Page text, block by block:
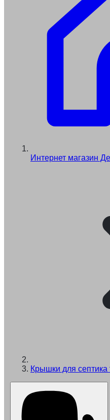
Интернет магазин
Крышки для септика